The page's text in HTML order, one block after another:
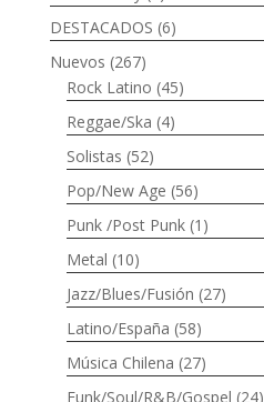
DESTACADOS (6)
Nuevos (267)
Rock Latino (45)
Reggae/Ska (4)
Solistas (52)
Pop/New Age (56)
Punk /Post Punk (1)
Metal (10)
Jazz/Blues/Fusión (27)
Latino/España (58)
Música Chilena (27)
Funk/Soul/R&B/Gospel (24)